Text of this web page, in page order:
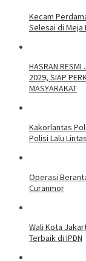
Kecam
Selesai di Meja
HASRAN RESMI
2029, SIAP
MASYARAKAT
Kakorlantas
Polisi Lalu
Operasi
Curanmor
Wali Kota
Terbaik di IPDN